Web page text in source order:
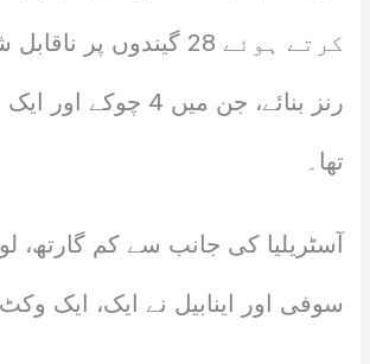
رنز بنائے، جن میں 4
تھا۔
آسٹریلیا کی جانب سے کم گارتھ،
سوفی اور اینابیل نے ایک، ایک